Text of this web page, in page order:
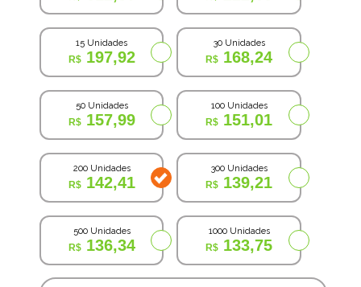
15 Unidades
197,92
30 Unidades
168,24
50 Unidades
157,99
100 Unidades
151,01
200 Unidades
142,41
300 Unidades
139,21
500 Unidades
136,34
1000 Unidades
133,75